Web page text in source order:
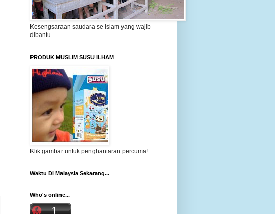
Kesengsaraan saudara se Islam yang wajib
dibantu
PRODUK MUSLIM SUSU ILHAM
Klik gambar untuk penghantaran percuma!
Waktu Di Malaysia Sekarang...
Who's online...